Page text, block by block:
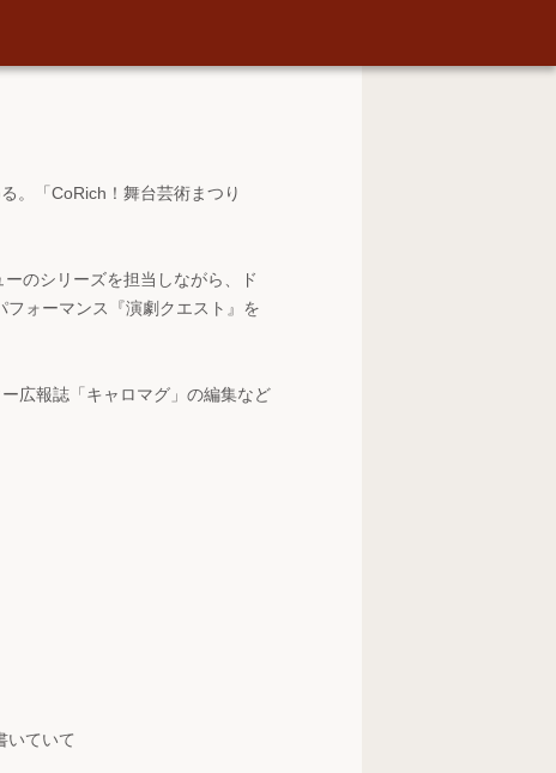
。「CoRich！舞台芸術まつり
のシリーズを担当しながら、ド
ォーマンス『演劇クエスト』を
広報誌「キャロマグ」の編集など
いていて